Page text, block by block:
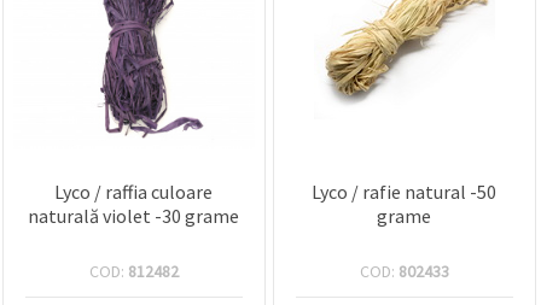
Lyco / raffia culoare
naturală violet -30 grame
COD: 812482
Lyco / rafie natural -50
grame
COD: 802433